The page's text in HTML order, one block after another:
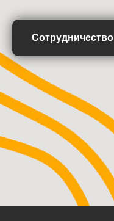
Сотрудничество